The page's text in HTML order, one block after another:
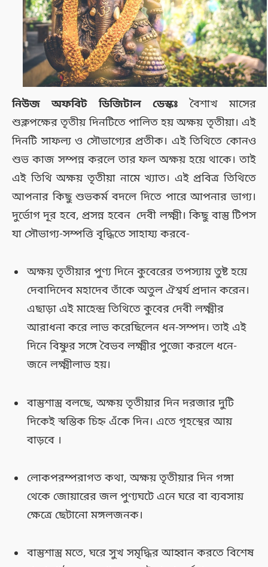
নিউজ অফবিট ডিজিটাল ডেস্কঃ বৈশাখ মাসের
শুক্লপক্ষের তৃতীয় দিনটিতে পালিত হয় অক্ষয় তৃতীয়া। এই
দিনটি সাফল্য ও সৌভাগ্যের প্রতীক। এই তিথিতে কোনও
শুভ কাজ সম্পন্ন করলে তার ফল অক্ষয় হয়ে থাকে। তাই
এই তিথি অক্ষয় তৃতীয়া নামে খ্যাত। এই প্রবিত্র তিথিতে
আপনার কিছু শুভকর্ম বদলে দিতে পারে আপনার ভাগ্য।
দুর্ভোগ দূর হবে, প্রসন্ন হবেন দেবী লক্ষ্মী। কিছু বাস্তু টিপস
যা সৌভাগ্য-সম্পত্তি বৃদ্ধিতে সাহায্য করবে-
অক্ষয় তৃতীয়ার পুণ্য দিনে কুবেরের তপস্যায় তুষ্ট হয়ে
দেবাদিদেব মহাদেব তাঁকে অতুল ঐশ্বর্য প্রদান করেন।
এছাড়া এই মাহেন্দ্র তিথিতে কুবের দেবী লক্ষ্মীর
আরাধনা করে লাভ করেছিলেন ধন-সম্পদ। তাই এই
দিনে বিষ্ণুর সঙ্গে বৈভব লক্ষ্মীর পুজো করলে ধনে-
জনে লক্ষ্মীলাভ হয়।
বাস্তুশাস্ত্র বলছে, অক্ষয় তৃতীয়ার দিন দরজার দুটি
দিকেই স্বস্তিক চিহ্ন এঁকে দিন। এতে গৃহস্থের আয়
বাড়বে ।
লোকপরম্পরাগত কথা, অক্ষয় তৃতীয়ার দিন গঙ্গা
থেকে জোয়ারের জল পুণ্যঘটে এনে ঘরে বা ব্যবসায়
ক্ষেত্রে ছেটানো মঙ্গলজনক।
বাস্তুশাস্ত্র মতে, ঘরে সুখ সমৃদ্ধির আহ্বান করতে বিশেষ